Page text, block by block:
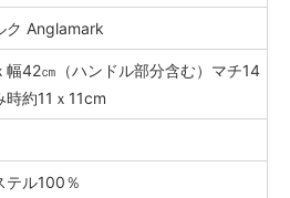
ク Anglamark
幅42㎝（ハンドル部分含む）マチ14
時約11ｘ11cm
テル100％